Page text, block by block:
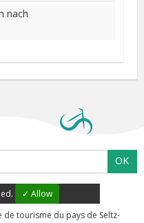
nach
OK
✓ Allow
tourisme du pays de Seltz-